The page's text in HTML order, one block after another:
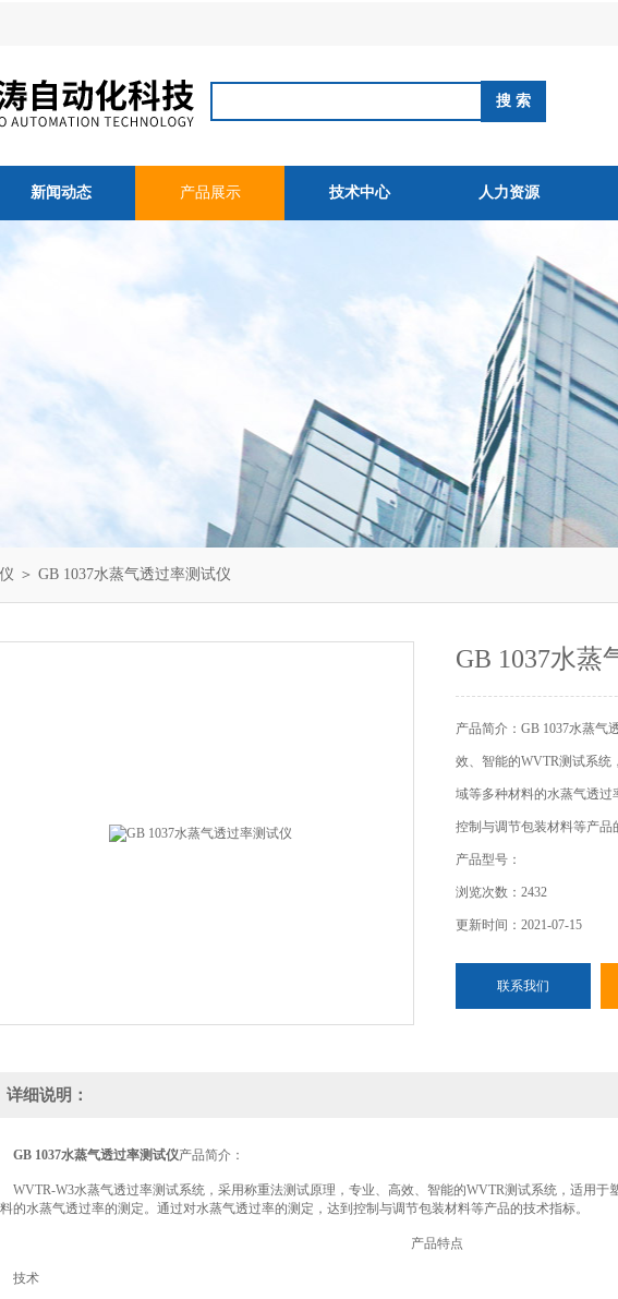
新闻动态 产品展示 技术中心 人力资源
＞ GB 1037水蒸气透过率测试仪
GB 1037水蒸
产品简介：GB 1037水蒸气
效、智能的WVTR测试系统
域等多种材料的水蒸气透过
控制与调节包装材料等产品
产品型号：
浏览次数：2432
更新时间：2021-07-15
联系我们
详细说明：
GB 1037水蒸气透过率测试仪产品简介：
W3水蒸气透过率测试系统，采用称重法测试原理，专业、高效、智能的WVTR测试系统，适用于
的水蒸气透过率的测定。通过对水蒸气透过率的测定，达到控制与调节包装材料等产品的技术指标。
产品特点
术